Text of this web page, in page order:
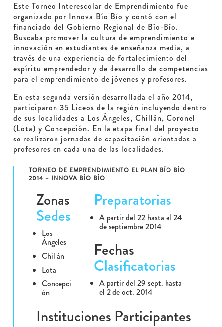
Este Torneo Interescolar de Emprendimiento fue
organizado por Innova Bío Bío y contó con el
financiado del Gobierno Regional de Bío-Bío.
Buscaba promover la cultura de emprendimiento e
innovación en estudiantes de enseñanza media, a
través de una experiencia de fortalecimiento del
espíritu emprendedor y de desarrollo de competencias
para el emprendimiento de jóvenes y profesores.
En esta segunda versión desarrollada el año 2014,
participaron 35 Liceos de la región incluyendo dentro
de sus localidades a Los Ángeles, Chillán, Coronel
(Lota) y Concepción. En la etapa final del proyecto
se realizaron jornadas de capacitación orientadas a
profesores en cada una de las localidades.
TORNEO DE EMPRENDIMIENTO EL PLAN BÍO BÍO
2014 – INNOVA BÍO BÍO
Zonas
Sedes
Los
Ángeles
Chillán
Lota
Concepci
ón
Preparatorias
A partir del 22 hasta el 24
de septiembre 2014
Fechas
Clasificatorias
A partir del 29 sept. hasta
el 2 de oct. 2014
Instituciones Participantes